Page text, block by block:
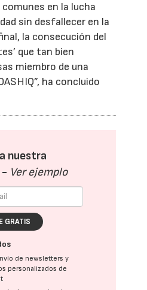
en la lucha
sin desfallecer en la
la consecución del
que tan bien
miembro de una
ha concluido
nuestra
- Ver ejemplo
GRATIS
de newsletters y
personalizados de